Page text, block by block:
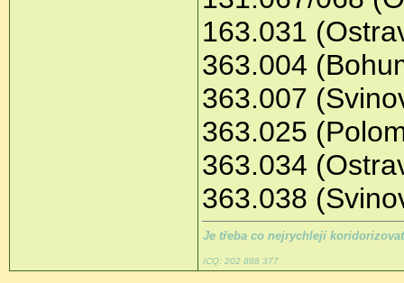
163.031
363.004
363.007
363.025
363.034
363.038
Je třeba co nejrychleji
ICQ: 202 888 377